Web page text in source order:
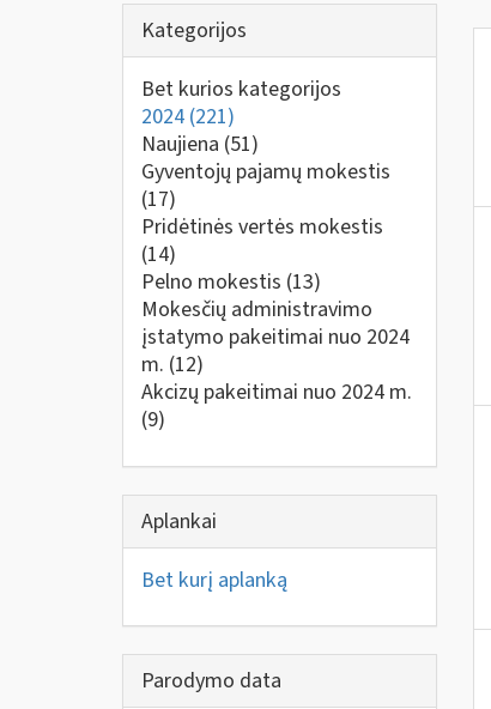
Kategorijos
Bet kurios kategorijos
2024 (221)
Naujiena (51)
Gyventojų pajamų mokestis
(17)
Pridėtinės vertės mokestis
(14)
Pelno mokestis (13)
Mokesčių administravimo
įstatymo pakeitimai nuo 2024
m. (12)
Akcizų pakeitimai nuo 2024 m.
(9)
Aplankai
Bet kurį aplanką
Parodymo data